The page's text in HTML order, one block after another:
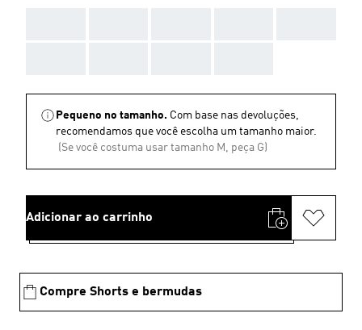
Pequeno no tamanho. Com base nas devoluções,
recomendamos que você escolha um tamanho maior.
(Se você costuma usar tamanho M, peça G)
Adicionar ao carrinho
Compre Shorts e bermudas